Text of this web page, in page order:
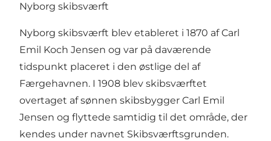
Nyborg skibsværft
Nyborg skibsværft blev etableret i 1870 af Carl
Emil Koch Jensen og var på daværende
tidspunkt placeret i den østlige del af
Færgehavnen. I 1908 blev skibsværftet
overtaget af sønnen skibsbygger Carl Emil
Jensen og flyttede samtidig til det område, der
kendes under navnet Skibsværftsgrunden.